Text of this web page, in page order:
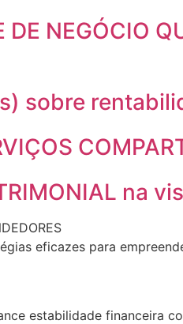
DE NEGÓCIO
sobre
na
eficazes para
estabilidade financeira